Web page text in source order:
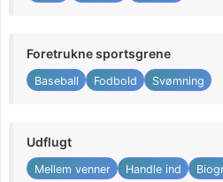
Foretrukne sportsgrene
Baseball Fodbold Svømning
Udflugt
Mellem venner Handle ind